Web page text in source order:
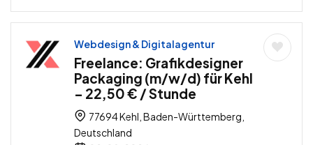
Webdesign & Digitalagentur
Freelance: Grafikdesigner
Packaging (m/w/d) für Kehl
– 22,50 € / Stunde
77694 Kehl, Baden-Württemberg,
Deutschland